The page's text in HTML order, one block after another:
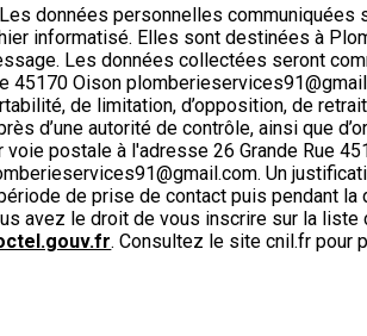
données personnelles communiquées
informatisé. Elles sont destinées à
Les données collectées seront
45170 Oison
de limitation, d’opposition, de
d’une autorité de contrôle, ainsi que
voie postale à l'adresse 26 Grande Rue
Un
de prise de contact puis pendant
avez le droit de vous inscrire sur la
. Consultez le site cnil.fr pour